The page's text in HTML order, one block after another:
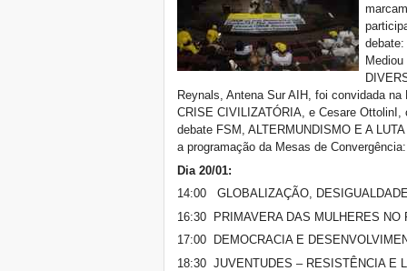
Reynals, Antena Sur AIH, foi convidada
CRISE CIVILIZATÓRIA, e Cesare OttolinI,
debate FSM, ALTERMUNDISMO E A
a programação da Mesas de Convergência:
Dia 20/01:
14:00 GLOBALIZAÇÃO,
16:30 PRIMAVERA DAS MULHERES NO
17:00 DEMOCRACIA E
18:30 JUVENTUDES – RESISTÊNCIA E